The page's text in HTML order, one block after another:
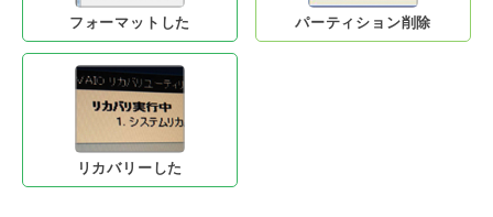
フォーマットした パーティション削除
リカバリーした